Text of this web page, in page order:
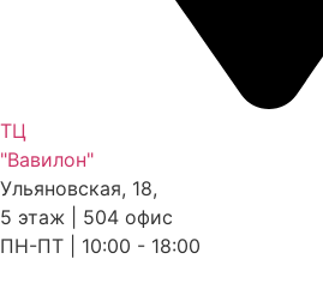
ТЦ
"Вавилон"
Ульяновская, 18,
5 этаж | 504 офис
ПН-ПТ | 10:00 - 18:00